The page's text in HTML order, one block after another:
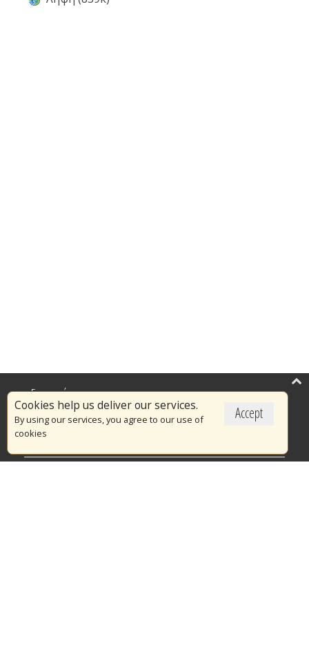
Accept
Cookies help us deliver our services.
By using our services, you agree to our use of
cookies
Επικαιρότητα
Το Πυροσβεστικό Σώμα